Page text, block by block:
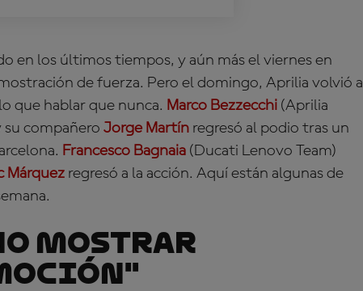
en los últimos tiempos, y aún más el viernes en
de fuerza. Pero el domingo, Aprilia volvió a
que hablar que nunca. Marco Bezzecchi (Aprilia
su compañero Jorge Martín regresó al podio tras un
Francesco Bagnaia (Ducati Lenovo Team)
Márquez regresó a la acción. Aquí están algunas de
mostrar